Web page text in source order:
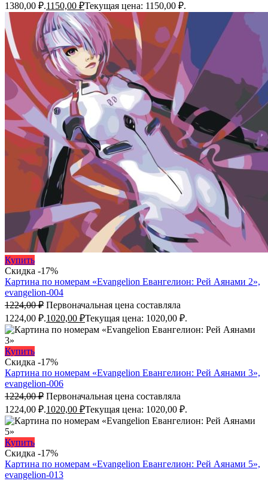
1380,00 ₽.1150,00 ₽Текущая цена: 1150,00 ₽.
Купить
Скидка -17%
Картина по номерам «Evangelion Евангелион: Рей Аянами 2»,
evangelion-004
1224,00₽ Первоначальная цена составляла
1224,00 ₽.1020,00 ₽Текущая цена: 1020,00 ₽.
Купить
Скидка -17%
Картина по номерам «Evangelion Евангелион: Рей Аянами 3»,
evangelion-006
1224,00₽ Первоначальная цена составляла
1224,00 ₽.1020,00 ₽Текущая цена: 1020,00 ₽.
Купить
Скидка -17%
Картина по номерам «Evangelion Евангелион: Рей Аянами 5»,
evangelion-013